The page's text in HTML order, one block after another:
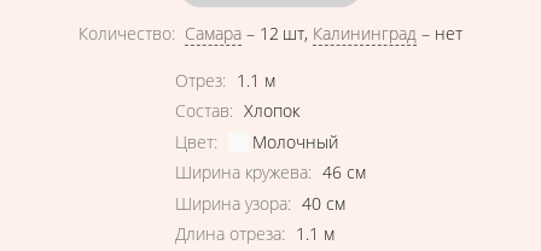
Количество: Самара – 12 шт, Калининград – нет
Характеристики
Отрез: 1.1 м
Состав: Хлопок
Цвет:
Молочный
Ширина кружева: 46 см
Ширина узора: 40 см
Длина отреза: 1.1 м